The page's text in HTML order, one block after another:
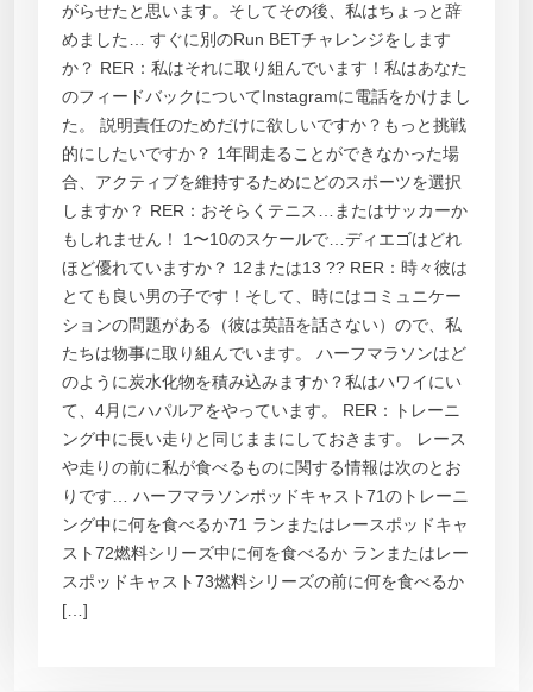
がらせたと思います。そしてその後、私はちょっと辞
めました… すぐに別のRun BETチャレンジをします
か？ RER：私はそれに取り組んでいます！私はあなた
のフィードバックについてInstagramに電話をかけまし
た。 説明責任のためだけに欲しいですか？もっと挑戦
的にしたいですか？ 1年間走ることができなかった場
合、アクティブを維持するためにどのスポーツを選択
しますか？ RER：おそらくテニス…またはサッカーか
もしれません！ 1〜10のスケールで…ディエゴはどれ
ほど優れていますか？ 12または13 ?? RER：時々彼は
とても良い男の子です！そして、時にはコミュニケー
ションの問題がある（彼は英語を話さない）ので、私
たちは物事に取り組んでいます。 ハーフマラソンはど
のように炭水化物を積み込みますか？私はハワイにい
て、4月にハパルアをやっています。 RER：トレーニ
ング中に長い走りと同じままにしておきます。 レース
や走りの前に私が食べるものに関する情報は次のとお
りです… ハーフマラソンポッドキャスト71のトレーニ
ング中に何を食べるか71 ランまたはレースポッドキャ
スト72燃料シリーズ中に何を食べるか ランまたはレー
スポッドキャスト73燃料シリーズの前に何を食べるか
[…]